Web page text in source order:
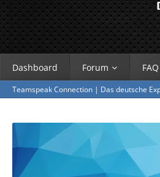
Dashboard Forum FAQ
Teamspeak Connection | Das deutsche